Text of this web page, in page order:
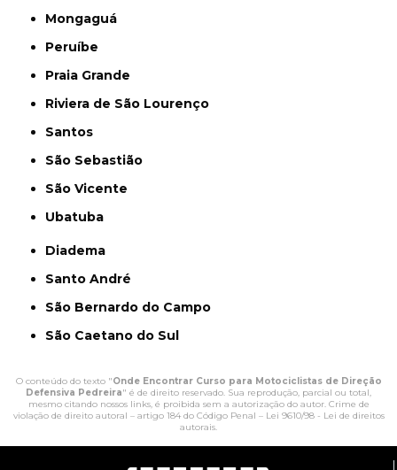
Mongaguá
Peruíbe
Praia Grande
Riviera de São Lourenço
Santos
São Sebastião
São Vicente
Ubatuba
Diadema
Santo André
São Bernardo do Campo
São Caetano do Sul
O conteúdo do texto "Onde Encontrar Curso para Motociclistas de Direção
Defensiva Pedreira" é de direito reservado. Sua reprodução, parcial ou total,
mesmo citando nossos links, é proibida sem a autorização do autor. Crime de
violação de direito autoral – artigo 184 do Código Penal – Lei 9610/98 - Lei de direitos
autorais.